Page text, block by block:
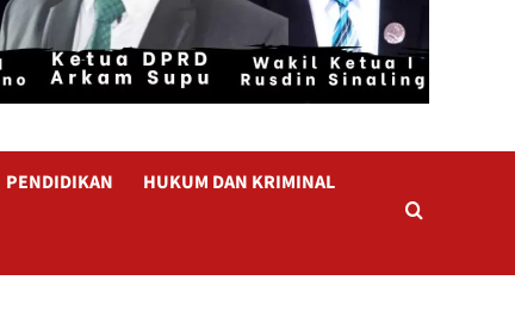
PENDIDIKAN HUKUM DAN KRIMINAL